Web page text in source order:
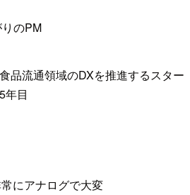
のPM
品流通領域のDXを推進するスター
年目
にアナログで大変